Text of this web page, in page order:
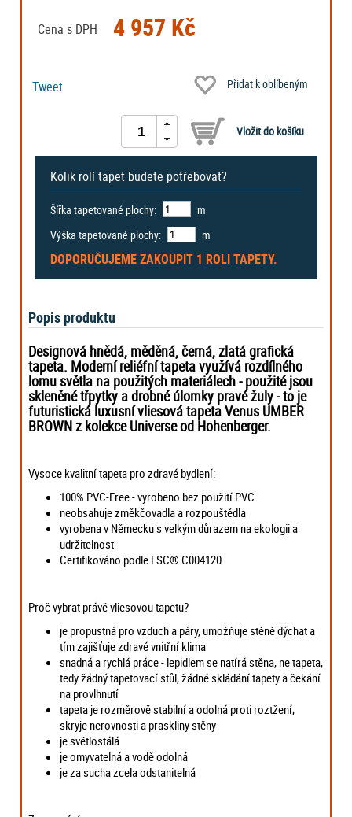
Cena s DPH 4 957 Kč
Tweet Přidat k oblíbeným
Kolik rolí tapet budete potřebovat?
Šířka tapetované plochy:
m
Výška tapetované plochy:
m
DOPORUČUJEME ZAKOUPIT 1 ROLITAPETY.
Popis produktu
Designová hnědá, měděná, černá, zlatá grafická
tapeta. Moderní reliéfní tapeta využívá rozdílného
lomu světla na použitých materiálech - použité jsou
skleněné třpytky a drobné úlomky pravé žuly- to je
futuristická luxusní vliesová tapetaVenus UMBER
BROWN z kolekce Universe od Hohenberger.
Vysoce kvalitní tapeta pro zdravé bydlení:
100% PVC-Free - vyrobeno bez použití PVC
neobsahuje změkčovadla a rozpouštědla
vyrobena v Německu s velkým důrazem na ekologii a
udržitelnost
Certifikováno podle FSC® C004120
Proč vybrat právě vliesovou tapetu?
je propustná pro vzduch a páry, umožňuje stěně dýchat a
tím zajišťuje zdravé vnitřní klima
snadná a rychlá práce - lepidlem se natírá stěna, ne tapeta,
tedy žádný tapetovací stůl, žádné skládání tapety a čekání
na provlhnutí
tapeta je rozměrově stabilní a odolná proti roztžení,
skryje nerovnosti a praskliny stěny
je světlostálá
je omyvatelná a vodě odolná
je za sucha zcela odstanitelná